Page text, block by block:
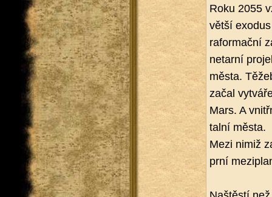
Roku 2055
větší
ra­for­mač­ní
ne­tar­ní
města.
začal
Mars. A
tal­ní města.
Mezi nimiž
prní